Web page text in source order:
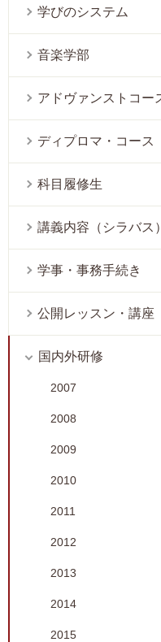
学びのシステム
音楽学部
アドヴァンストコー
ディプロマ・コース
科目履修生
講義内容（シラバス
学事・事務手続き
公開レッスン・講座
国内外研修
2007
2008
2009
2010
2011
2012
2013
2014
2015